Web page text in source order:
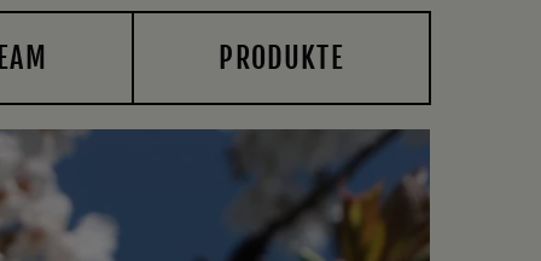
PRODUKTE